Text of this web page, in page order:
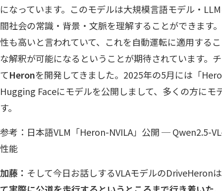
になっています。このモデルは大規模言語モデル・
間社会の常識・背景・文脈を理解することができます
性も高いと言われていて、これを自動運転に適用する
な解釈が可能になるということが期待されています。
てHeronを開発してきました。2025年の5月には「
Hugging Faceにモデルを公開しまして、多くの方にモ
す。
参考： 日本語VLM「Heron-NVILA」公開 ─ Qwen2.5-
性能
加藤： そして今日お話しするVLAモデルのDriveHeron